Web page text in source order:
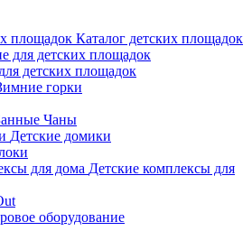
Каталог детских площадок
детских площадок
горки
Чаны
Детские домики
Детские комплексы для
оборудование